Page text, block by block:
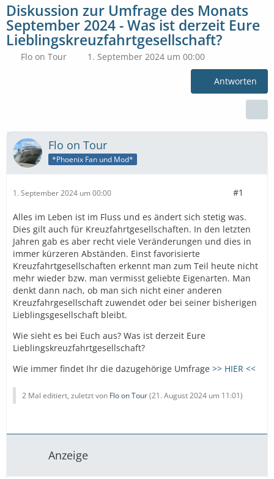
Diskussion zur Umfrage des Monats
September 2024 - Was ist derzeit Eure
Lieblingskreuzfahrtgesellschaft?
Flo on Tour 1. September 2024 um 00:00
Antworten
Flo on Tour
*Phoenix Fan und Mod*
1. September 2024 um 00:00 #1
Alles im Leben ist im Fluss und es ändert sich stetig was.
Dies gilt auch für Kreuzfahrtgesellschaften. In den letzten
Jahren gab es aber recht viele Veränderungen und dies in
immer kürzeren Abständen. Einst favorisierte
Kreuzfahrtgesellschaften erkennt man zum Teil heute nicht
mehr wieder bzw. man vermisst geliebte Eigenarten. Man
denkt dann nach, ob man sich nicht einer anderen
Kreuzfahrgesellschaft zuwendet oder bei seiner bisherigen
Lieblingsgesellschaft bleibt.
Wie sieht es bei Euch aus? Was ist derzeit Eure
Lieblingskreuzfahrtgesellschaft?
Wie immer findet Ihr die dazugehörige Umfrage >> HIER <<
2 Mal editiert, zuletzt von Flo on Tour(21. August 2024 um 11:01)
Anzeige